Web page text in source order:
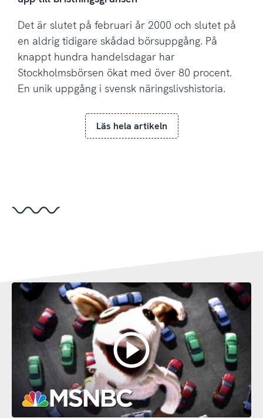
Det är slutet på februari år 2000 och slutet på
en aldrig tidigare skådad börsuppgång. På
knappt hundra handelsdagar har
Stockholmsbörsen ökat med över 80 procent.
En unik uppgång i svensk näringslivshistoria.
Läs hela artikeln